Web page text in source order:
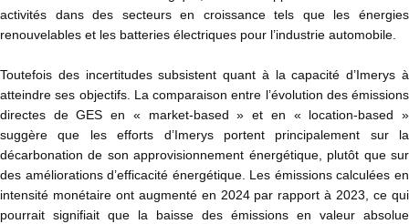
activités dans des secteurs en croissance tels que les énergies
renouvelables et les batteries électriques pour l’industrie automobile.
Toutefois des incertitudes subsistent quant à la capacité d’Imerys à
atteindre ses objectifs. La comparaison entre l’évolution des émissions
directes de GES en « market-based » et en « location-based »
suggère que les efforts d’Imerys portent principalement sur la
décarbonation de son approvisionnement énergétique, plutôt que sur
des améliorations d’efficacité énergétique. Les émissions calculées en
intensité monétaire ont augmenté en 2024 par rapport à 2023, ce qui
pourrait signifiait que la baisse des émissions en valeur absolue